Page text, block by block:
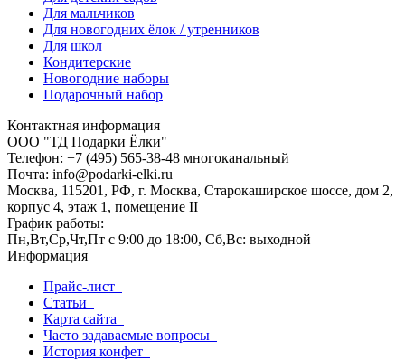
Для мальчиков
Для новогодних ёлок / утренников
Для школ
Кондитерские
Новогодние наборы
Подарочный набор
Контактная информация
ООО "ТД Подарки Ёлки"
Телефон: +7 (495) 565-38-48 многоканальный
Почта: info@podarki-elki.ru
Москва, 115201, РФ, г. Москва, Старокаширское шоссе, дом 2,
корпус 4, этаж 1, помещение II
График работы:
Пн,Вт,Ср,Чт,Пт с 9:00 до 18:00, Сб,Вс: выходной
Информация
Прайс-лист
Статьи
Карта сайта
Часто задаваемые вопросы
История конфет